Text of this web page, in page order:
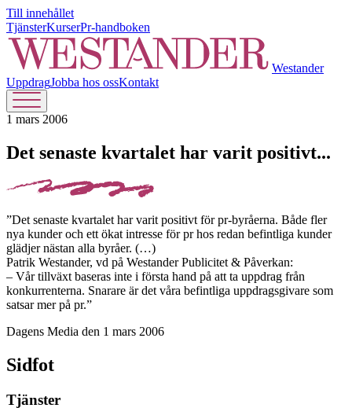
Till innehållet
TjänsterKurserPr-handboken
Westander
UppdragJobba hos ossKontakt
1 mars 2006
Det senaste kvartalet har varit positivt...
”Det senaste kvartalet har varit positivt för pr-byråerna. Både fler
nya kunder och ett ökat intresse för pr hos redan befintliga kunder
glädjer nästan alla byråer. (…)
Patrik Westander, vd på Westander Publicitet & Påverkan:
– Vår tillväxt baseras inte i första hand på att ta uppdrag från
konkurrenterna. Snarare är det våra befintliga uppdragsgivare som
satsar mer på pr.”
Dagens Media den 1 mars 2006
Sidfot
Tjänster